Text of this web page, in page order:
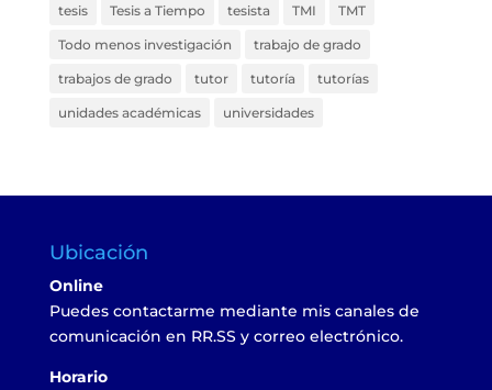
tesis Tesis a Tiempo tesista TMI TMT
Todo menos investigación trabajo de grado
trabajos de grado tutor tutoría tutorías
unidades académicas universidades
Ubicación
Online
Puedes contactarme mediante mis canales de
comunicación en RR.SS y correo electrónico.
Horario